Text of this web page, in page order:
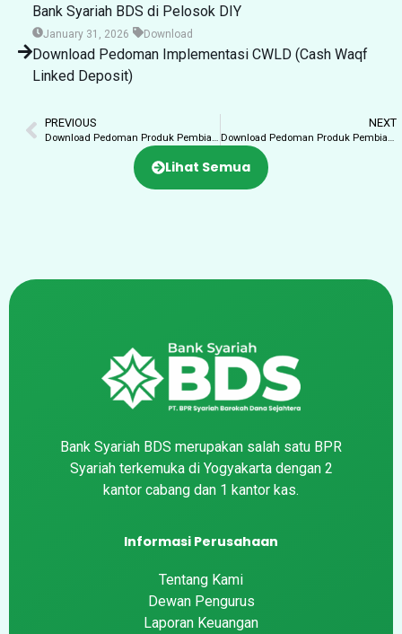
Bank Syariah BDS di Pelosok DIY
January 31, 2026 Download
Download Pedoman Implementasi CWLD (Cash Waqf
Linked Deposit)
PREVIOUS
Download Pedoman Produk Pembiayaan Murabahah – Perbankan Syariah
NEXT
Download Pedoman Produk Pembiayaan Mudarabah – Perbankan Syariah
Lihat Semua
Bank Syariah BDS merupakan salah satu BPR
Syariah terkemuka di Yogyakarta dengan 2
kantor cabang dan 1 kantor kas.
Informasi Perusahaan
Tentang Kami
Dewan Pengurus
Laporan Keuangan